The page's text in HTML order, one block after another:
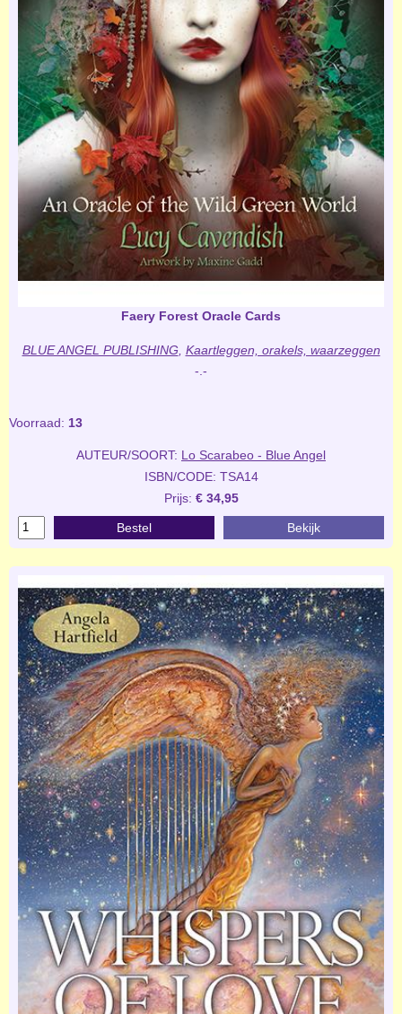
Faery Forest Oracle Cards
BLUE ANGEL PUBLISHING Kaartleggen, orakels, waarzeggen
-.-
Voorraad: 13
AUTEUR/SOORT: Lo Scarabeo - Blue Angel
ISBN/CODE: TSA14
Prijs: € 34,95
Bestel Bekijk